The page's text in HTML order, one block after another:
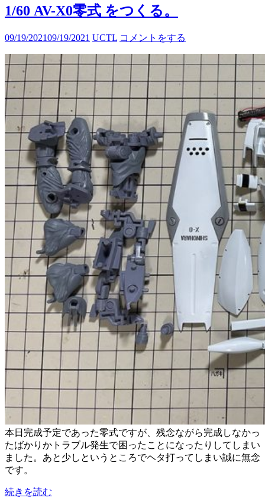
1/60 AV-X0零式 をつくる。
09/19/202109/19/2021 UCTL コメントをする
本日完成予定であった零式ですが、残念ながら完成しなかっ
たばかりかトラブル発生で困ったことになったりしてしまい
ました。あと少しというところでヘタ打ってしまい誠に無念
です。
続きを読む